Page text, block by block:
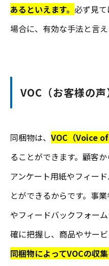
あるといえます。 必ず見
場合に、有効な手法と言え
VOC（お客様の
同梱物は、 VOC（Voice
ることができます。顧客
アンケート用紙やフィー
とができるからです。事
やフィードバックフォー
確に把握し、商品やサー
同梱物によってVOCの収